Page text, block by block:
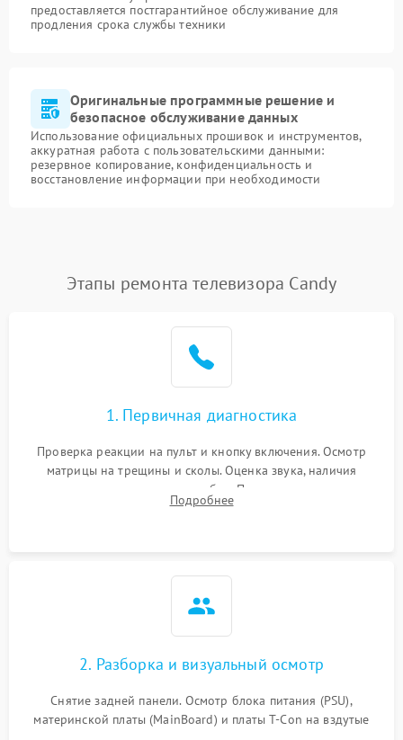
предоставляется постгарантийное обслуживание для
продления срока службы техники
Оригинальные программные решение и
безопасное обслуживание данных
Использование официальных прошивок и инструментов,
аккуратная работа с пользовательскими данными:
резервное копирование, конфиденциальность и
восстановление информации при необходимости
Этапы ремонта телевизора Candy
1. Первичная диагностика
Проверка реакции на пульт и кнопку включения. Осмотр
матрицы на трещины и сколы. Оценка звука, наличия
подсветки и индикаторов ошибок. Подключение тестовых
источников сигнала для выявления симптомов поломки.
Подробнее
2. Разборка и визуальный осмотр
Снятие задней панели. Осмотр блока питания (PSU),
материнской платы (MainBoard) и платы T-Con на вздутые